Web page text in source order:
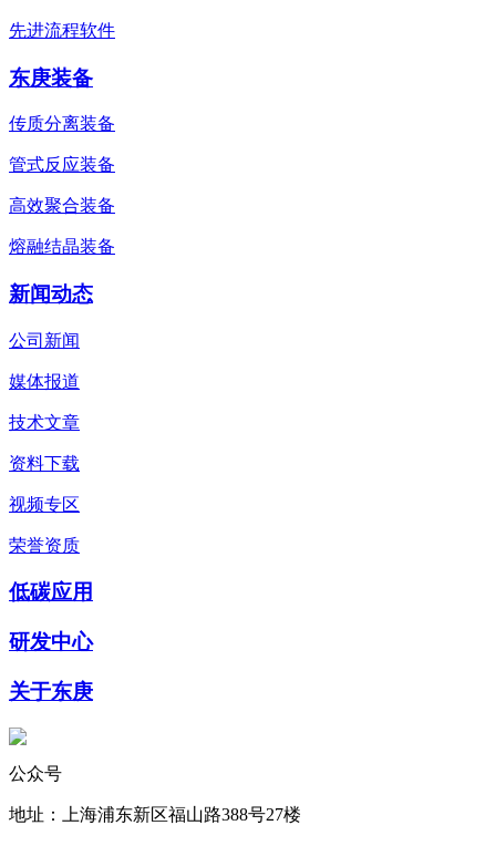
先进流程软件
东庚装备
传质分离装备
管式反应装备
高效聚合装备
熔融结晶装备
新闻动态
公司新闻
媒体报道
技术文章
资料下载
视频专区
荣誉资质
低碳应用
研发中心
关于东庚
公众号
地址：上海浦东新区福山路388号27楼